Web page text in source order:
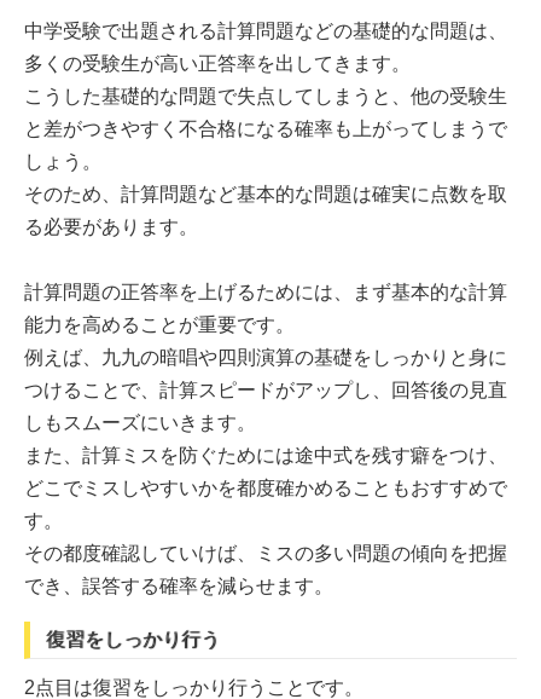
中学受験で出題される計算問題などの基礎的な問題は、
多くの受験生が高い正答率を出してきます。
こうした基礎的な問題で失点してしまうと、他の受験生
と差がつきやすく不合格になる確率も上がってしまうで
しょう。
そのため、計算問題など基本的な問題は確実に点数を取
る必要があります。
計算問題の正答率を上げるためには、まず基本的な計算
能力を高めることが重要です。
例えば、九九の暗唱や四則演算の基礎をしっかりと身に
つけることで、計算スピードがアップし、回答後の見直
しもスムーズにいきます。
また、計算ミスを防ぐためには途中式を残す癖をつけ、
どこでミスしやすいかを都度確かめることもおすすめで
す。
その都度確認していけば、ミスの多い問題の傾向を把握
でき、誤答する確率を減らせます。
復習をしっかり行う
2点目は復習をしっかり行うことです。